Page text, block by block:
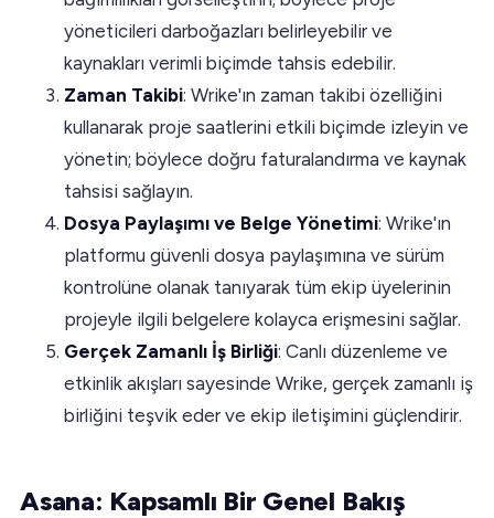
yöneticileri darboğazları belirleyebilir ve
kaynakları verimli biçimde tahsis edebilir.
Zaman Takibi: Wrike'ın zaman takibi özelliğini
kullanarak proje saatlerini etkili biçimde izleyin ve
yönetin; böylece doğru faturalandırma ve kaynak
tahsisi sağlayın.
Dosya Paylaşımı ve Belge Yönetimi: Wrike'ın
platformu güvenli dosya paylaşımına ve sürüm
kontrolüne olanak tanıyarak tüm ekip üyelerinin
projeyle ilgili belgelere kolayca erişmesini sağlar.
Gerçek Zamanlı İş Birliği: Canlı düzenleme ve
etkinlik akışları sayesinde Wrike, gerçek zamanlı iş
birliğini teşvik eder ve ekip iletişimini güçlendirir.
Asana: Kapsamlı Bir Genel Bakış